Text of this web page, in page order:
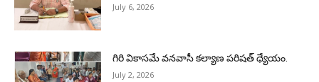
July 6, 2026
గిరి వికాసమే వనవాసీ కల్యాణ పరిషత్ ధ్యేయం.
July 2, 2026